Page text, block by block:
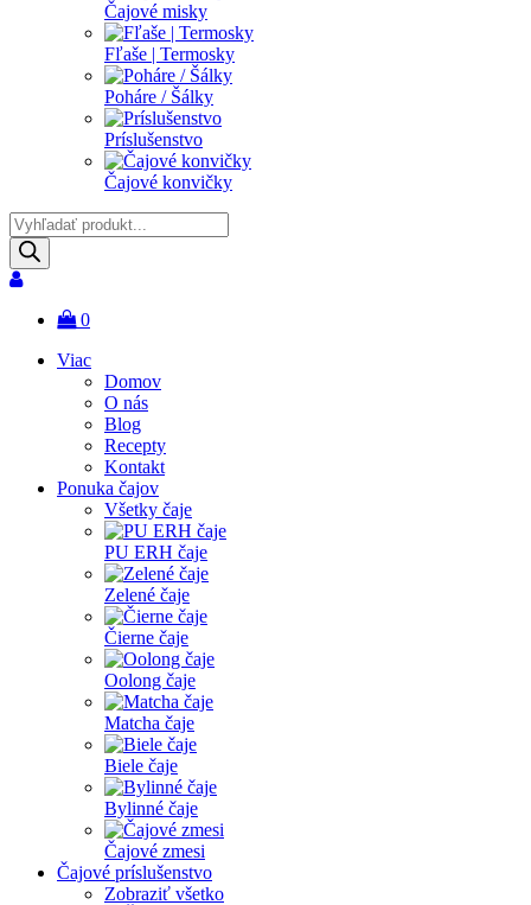
Čajové misky
Fľaše | Termosky
Poháre / Šálky
Príslušenstvo
Čajové konvičky
Products
search
0
Viac
Domov
O nás
Blog
Recepty
Kontakt
Ponuka čajov
Všetky čaje
PU ERH čaje
Zelené čaje
Čierne čaje
Oolong čaje
Matcha čaje
Biele čaje
Bylinné čaje
Čajové zmesi
Čajové príslušenstvo
Zobraziť všetko